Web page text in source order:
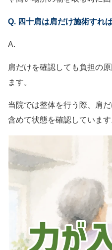
Q. 四十肩は肩だけ施術すれ
A.
肩だけを確認しても負担の
ます。
当院では整体を行う際、肩
含めて状態を確認しています